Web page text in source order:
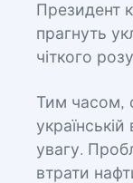
Президент
прагнуть
чіткого
Тим часом,
увагу.
втрати